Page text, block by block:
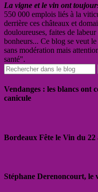
La vigne et le vin ont
550 000 emplois liés à la
derrière ces châteaux et
douloureuses, faites de
bonheurs... Ce blog se veut
sans modération mais
santé".
Vendanges : les blancs ont
canicule
Bordeaux Fête le Vin du
Stéphane Derenoncourt, le